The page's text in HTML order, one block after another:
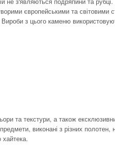
європейськими та
з цього каменю
та текстури, а також
виконані з різних полотен,
хайтека.